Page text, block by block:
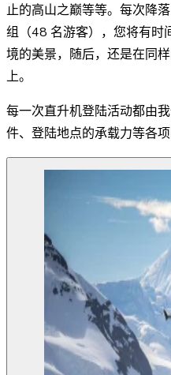
止的高山之巅等等。每次降
组（48 名游客），您将有时
境的美景，随后，还是在同
上。
每一次直升机登陆活动都由
件、登陆地点的承载力等各项